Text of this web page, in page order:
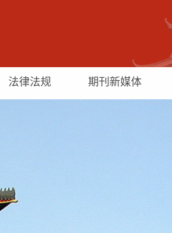
法律法规 期刊新媒体